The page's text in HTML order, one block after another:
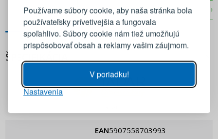
Používame súbory cookie, aby naša stránka bola
používateľsky prívetivejšia a fungovala
spoľahlivo. Súbory cookie nám tiež umožňujú
prispôsobovať obsah a reklamy vašim záujmom.
V poriadku!
Nastavenia
PRIDAŤ DO KOŠÍKA PRIDAŤ DO KOŠÍKA
ŠPECIFIKÁCIA
EAN 5907558703993
PRIHLÁSIŤ SA